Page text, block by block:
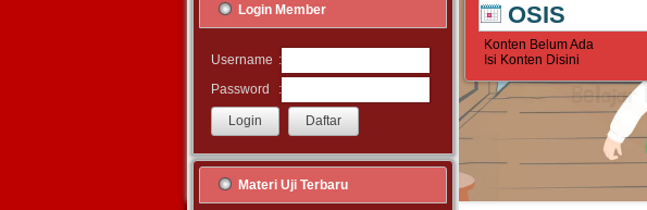
Login Member
Username :
Password
:
Materi Uji Terbaru
OSIS
Konten Belum Ada
Isi Konten Disini